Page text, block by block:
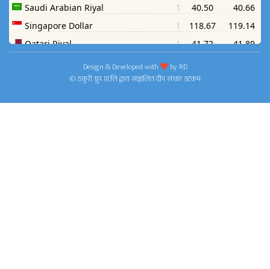
Design & Developed with byRD
© ठकुरी ग्रुप प्रा.लि द्वारा सञ्चालित दीप संचार डटकम